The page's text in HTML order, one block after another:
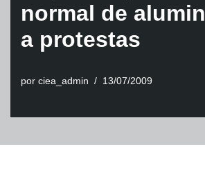
normal de
a protestas
por ciea_admin 13/07/2009